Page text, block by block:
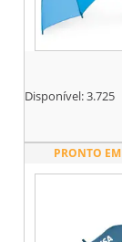
Disponível:3.725
PRONTO